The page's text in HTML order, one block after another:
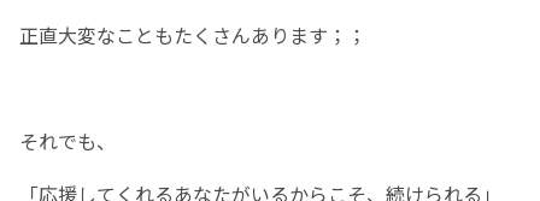
正直大変なこともたくさんあります；；
それでも、
「応援してくれるあなたがいるからこそ、続けられる」